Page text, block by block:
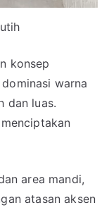
konsep
warna
dan luas.
area mandi,
atasan aksen